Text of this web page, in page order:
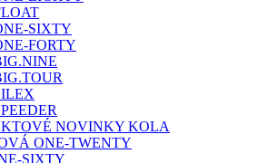
SIXTY
FORTY
NOVINKY KOLA
ONE-TWENTY
SIXTY